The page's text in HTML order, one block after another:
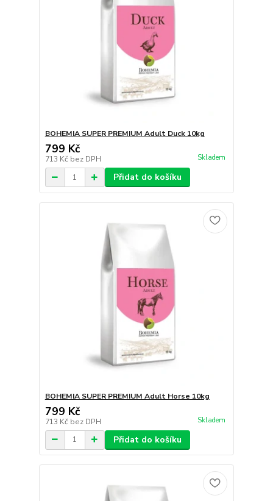
BOHEMIA SUPER PREMIUM Adult Duck 10kg
799 Kč
713 Kč bez DPH Skladem
Přidat do košíku
BOHEMIA SUPER PREMIUM Adult Horse 10kg
799 Kč
713 Kč bez DPH Skladem
Přidat do košíku